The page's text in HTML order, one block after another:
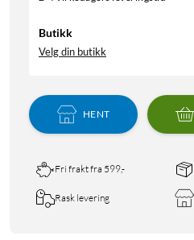
Butikk
Velg din butikk
HENT
Fri frakt fra 599,-
Rask levering